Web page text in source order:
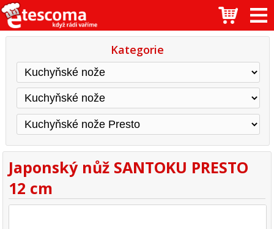
Kategorie
Japonský nůž SANTOKU PRESTO
12 cm